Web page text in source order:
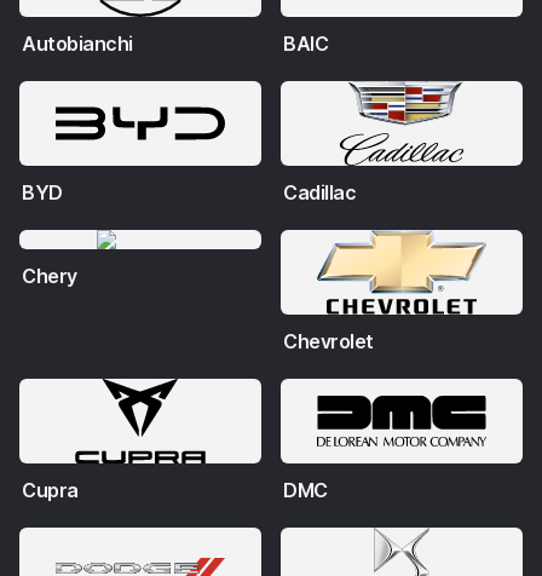
Autobianchi BAIC
BYD Cadillac
Chery
Chevrolet
Cupra DMC